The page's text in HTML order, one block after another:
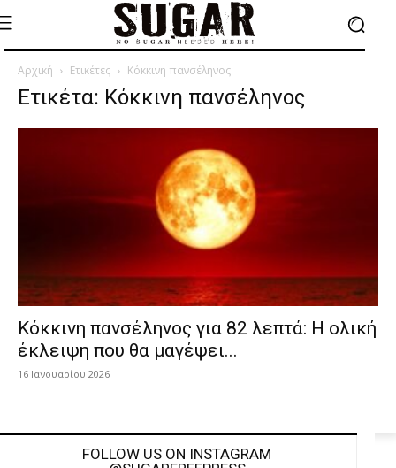
Αρχική Ετικέτες Κόκκινη πανσέληνος
Ετικέτα: Κόκκινη πανσέληνος
Κόκκινη πανσέληνος για 82 λεπτά: Η ολική
έκλειψη που θα μαγέψει...
16 Ιανουαρίου 2026
FOLLOW US ON INSTAGRAM